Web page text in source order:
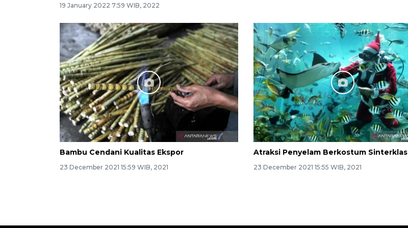
19 January 2022 7:59 WIB, 2022
Bambu Cendani Kualitas Ekspor
23 December 2021 15:59 WIB, 2021
Atraksi Penyelam Berkostum Sinterklas
23 December 2021 15:55 WIB, 2021